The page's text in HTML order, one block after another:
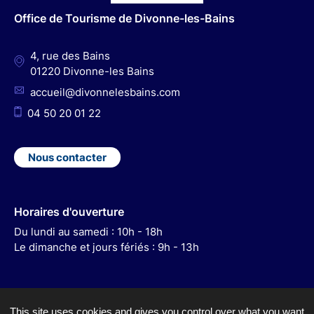
k
a
n
Office de Tourisme de Divonne-les-Bains
4, rue des Bains
01220 Divonne-les Bains
accueil@divonnelesbains.com
04 50 20 01 22
Nous contacter
Horaires d'ouverture
Du lundi au samedi : 10h - 18h
Le dimanche et jours fériés : 9h - 13h
This site uses cookies and gives you control over what you want